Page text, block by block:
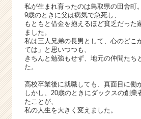
チ
ャ
ー・
成
企
か
ら
カ
私が生まれ育ったのは鳥取県の田舎町。
9歳のときに父は病気で急死し、
もともと借金を抱えるほど貧乏だった
ました。
私は三人兄弟の長男として、心のどこ
ては」と思いつつも、
きちんと勉強もせず、地元の仲間たち
た。
高校卒業後に就職しても、真面目に働
しかし、20歳のときにダックスの創業
たことが、
私の人生を大きく変えました。